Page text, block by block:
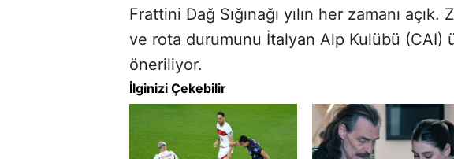
Frattini Dağ Sığınağı yılın her zamanı
ve rota durumunu İtalyan Alp Kulübü (CAI)
öneriliyor.